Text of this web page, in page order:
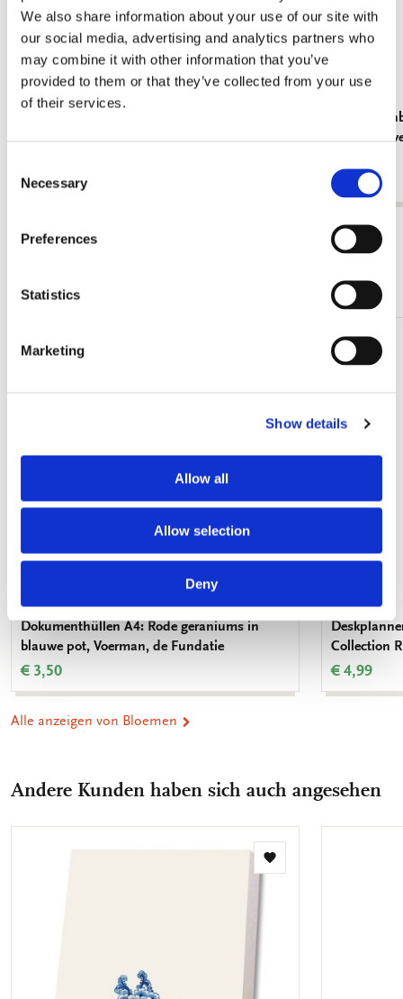
We also share information about your use of our site with
our social media, advertising and analytics partners who
may combine it with other information that you’ve
provided to them or that they’ve collected from your use
of their services.
Selection
Necessary
Preferences
Statistics
Marketing
Show details
Allow all
Allow selection
Deny
Cremer in
€ 9,99
Alle anzeigen von Cadeau voor haar
Dokumenthüllen A4: Rode geraniums in
blauwe pot, Voerman, de Fundatie
€ 3,50
Collection
€ 4,99
Alle anzeigen von Bloemen
Andere Kunden haben sich auch angesehen
Zur